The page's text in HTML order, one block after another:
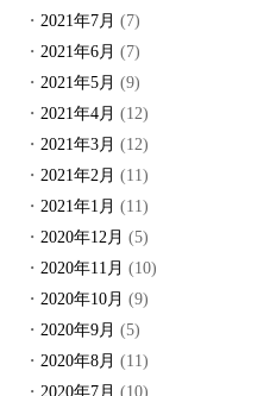
2021年7月 (7)
2021年6月 (7)
2021年5月 (9)
2021年4月 (12)
2021年3月 (12)
2021年2月 (11)
2021年1月 (11)
2020年12月 (5)
2020年11月 (10)
2020年10月 (9)
2020年9月 (5)
2020年8月 (11)
2020年7月 (10)